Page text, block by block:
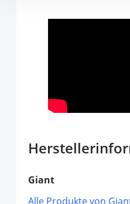
Giant
Alle Produkte von